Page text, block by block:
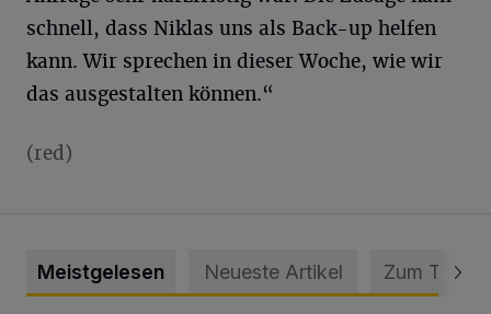
schnell, dass Niklas uns als Back-up helfen
kann. Wir sprechen in dieser Woche, wie wir
das ausgestalten können.“
(red)
Meistgelesen Neueste Artikel Zum Thema